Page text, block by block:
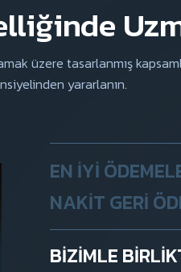
üzere tasarlanmış
yararlanın.
EN İYI
NAKIT GERI
BIZIMLE